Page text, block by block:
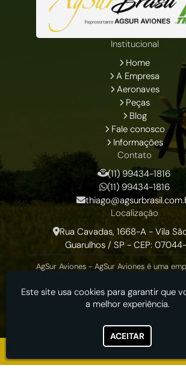
Institucional
Home
A Empresa
Aeronaves
Peças
Blog
Fale conosco
Informações
Contato
(11) 99434-1816
(11) 99434-1816
Localização
Rua Cavadas, 1668-A - Vila
Guarulhos / SP - CEP:
AgSur Aviones - AgSur Aviones é uma
Tractor, para o Brasil e America Latina
Este site usa cookies para garantir que
a melhor experiência.
ACEITAR